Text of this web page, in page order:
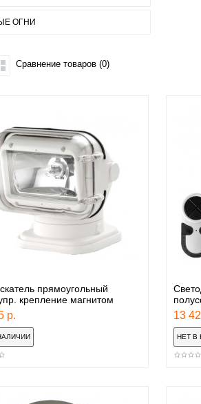
ОГНИ
Сравнение товаров (0)
прямоугольный
крепление магнитом
р. 13